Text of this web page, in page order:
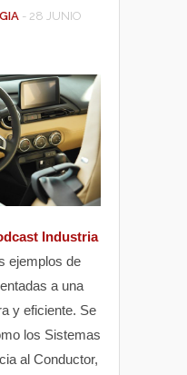
- 28 JUNIO
Industria
ejemplos de
a una
y eficiente. Se
los Sistemas
al Conductor,